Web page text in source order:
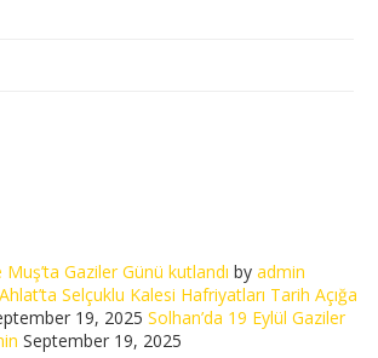
Gaziler Günü kutlandı by admin
Ahlat’ta Selçuklu Kalesi Hafriyatları Tarih Açığa
19, 2025 Solhan’da 19 Eylül Gaziler
September 19, 2025